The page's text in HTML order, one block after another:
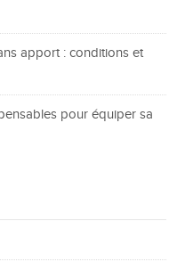
apport : conditions et
pour équiper sa